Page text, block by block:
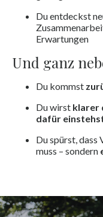
Du entdeckst
Erwartungen
Und ganz
Du kommst
Du wirst klarer
dafür
Du spürst, dass
muss – sondern